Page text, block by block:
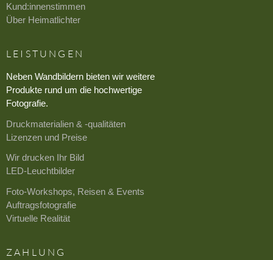
Kund:innenstimmen
Über Heimatlichter
LEISTUNGEN
Neben Wandbildern bieten wir weitere
Produkte rund um die hochwertige
Fotografie.
Druckmaterialien & -qualitäten
Lizenzen und Preise
Wir drucken Ihr Bild
LED-Leuchtbilder
Foto-Workshops, Reisen & Events
Auftragsfotografie
Virtuelle Realität
ZAHLUNG